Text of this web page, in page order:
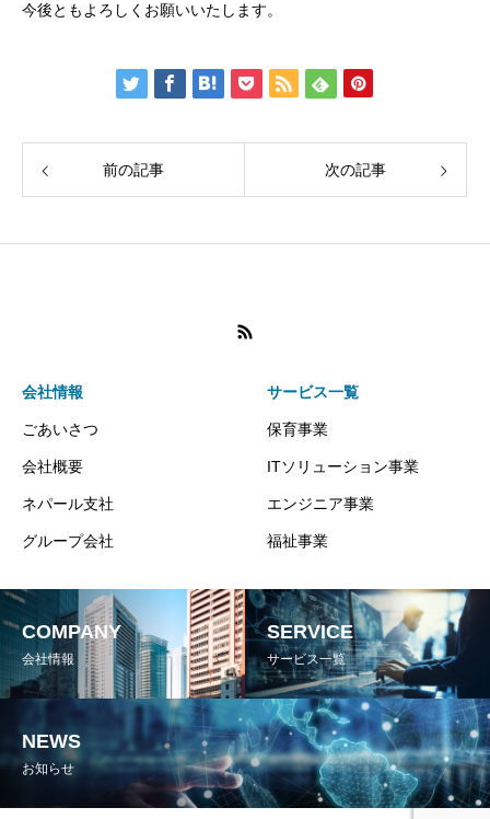
今後ともよろしくお願いいたします。
前の記事 次の記事
会社情報
ごあいさつ
会社概要
ネパール支社
グループ会社
サービス一覧
保育事業
ITソリューション事業
エンジニア事業
福祉事業
COMPANY
会社情報
SERVICE
サービス一覧
NEWS
お知らせ